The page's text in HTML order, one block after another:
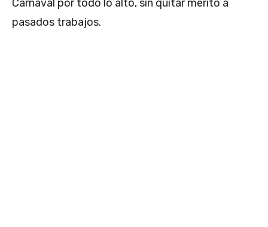
Carnaval por todo lo alto, sin quitar mérito a
pasados trabajos.